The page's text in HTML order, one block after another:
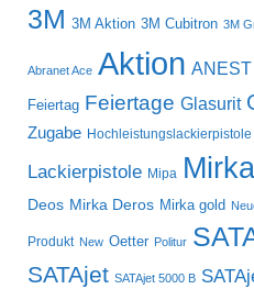
3M 3M Aktion 3M Cubitron 3M
Abranet Ace Aktion ANEST
Feiertag Feiertage Glasurit
Zugabe Hochleistungslackierpistole
Lackierpistole Mipa Mirka
Deos Mirka Deros Mirka gold
Produkt New Oetter Politur
SATAjet SATAjet 5000 B